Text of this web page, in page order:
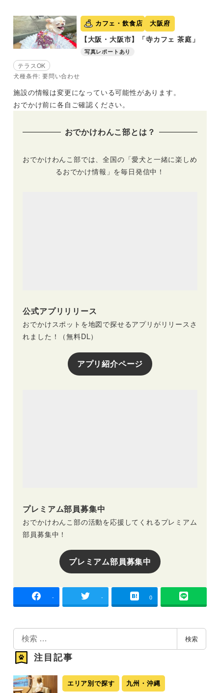
カフェ・飲食店 大阪府
【大阪・大阪市】「寺カフェ 茶庭」
写真レポートあり
テラスOK
犬種条件: 要問い合わせ
施設の情報は変更になっている可能性があります。
おでかけ前に各自ご確認ください。
おでかけわんこ部とは？
おでかけわんこ部では、全国の「愛犬と一緒に楽しめ
るおでかけ情報」を毎日発信中！
公式アプリリリース
おでかけスポットを地図で探せるアプリがリリースさ
れました！（無料DL）
アプリ紹介ページ
プレミアム部員募集中
おでかけわんこ部の活動を応援してくれるプレミアム
部員募集中！
プレミアム部員募集中
- - 0
索
検索
注目記事
エリア別で探す 九州・沖縄